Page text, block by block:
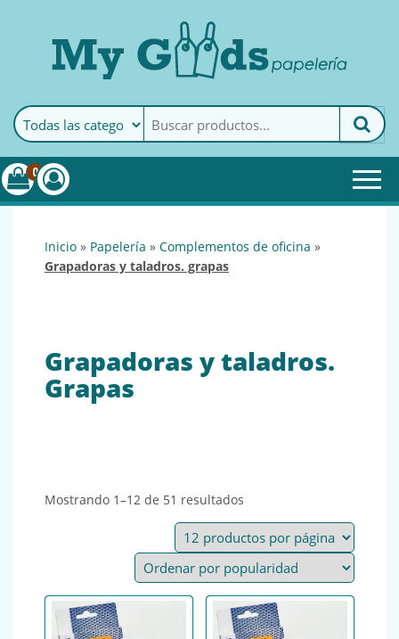
MyGoods · PapeleríaMy Goods es tu papelería
online de confianza. Podrás
encontrar todo lo necesario
0
inicio » papelería » complementos de oficina »
grapadoras y taladros. grapas
Grapadoras y taladros.
Grapas
Mostrando 1–12 de 51 resultados